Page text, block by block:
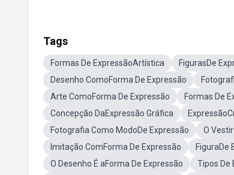
Tags
Formas De ExpressãoArtística FigurasDe
Desenho ComoForma De Expressão
Arte ComoForma De Expressão
Formas De
Concepção DaExpressão Gráfica
Fotografia Como ModoDe Expressão
O
Imitação ComForma De Expressão
FiguraDe
O Desenho É aForma De Expressão
Tipos De